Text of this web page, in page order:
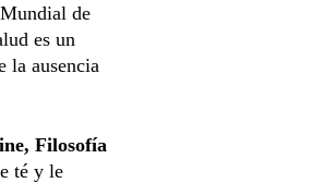
de
es un
la ausencia
Filosofía
té y le